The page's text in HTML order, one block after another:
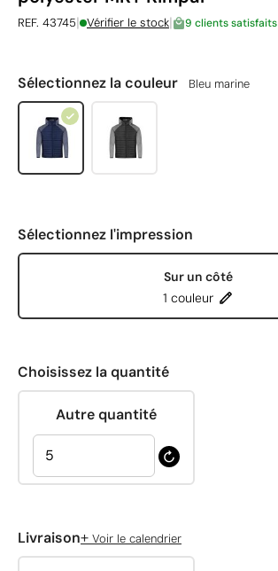
REF. 43745| Vérifier le stock| 9 clients satisfaits
Sélectionnez la couleur Bleu marine
Sélectionnez l'impression
Sur un côté
1 couleur
Choisissez la quantité
Autre quantité
Livraison+ Voir le calendrier